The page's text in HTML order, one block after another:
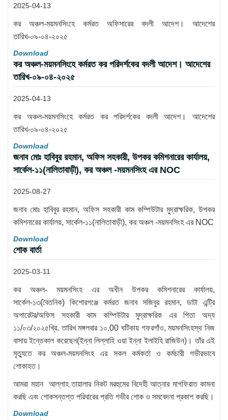
2025-04-13
কর অঞ্চল-ময়মনসিংহে কর্মরত অফিসারের বদলী আদেশ। আদেশের
তারিখ-০৯-০৪-২০২৫
Download
কর অঞ্চল-ময়মনসিংহে কর্মরত কর পরিদর্শকের বদলী আদেশ। আদেশের
তারিখ-০৯-০৪-২০২৫
2025-04-13
কর অঞ্চল-ময়মনসিংহে কর্মরত কর পরিদর্শকের বদলী আদেশ। আদেশের
তারিখ-০৯-০৪-২০২৫
Download
জনাব মোঃ হাবিবুর রহমান, অফিস সহকারী, উপকর কমিশনারের কার্যালয়,
সার্কেল-১১(নালিতাবাড়ী), কর অঞ্চল -ময়মনসিংহ এর NOC
2025-08-27
জনাব মোঃ হাবিবুর রহমান, অফিস সহকারী কাম কম্পিউটার মুদ্রাক্ষরিক, উপকর
কমিশনারের কার্যালয়, সার্কেল-১১(নালিতাবাড়ী), কর অঞ্চল -ময়মনসিংহ এর NOC
Download
শোক বার্তা
2025-03-11
কর অঞ্চল- ময়মনসিংহ এর অধীন উপকর কমিশনারের কার্যালয়,
সার্কেল-১৩(বৈতনিক) কিশোরগঞ্জে কর্মরত জনাব সজিবুর রহমান, ডাটা এন্ট্রি
অপারেটর/অফিস সহকারী কাম কম্পিউটার মুদ্রাক্ষরিক এর পিতা অদ্য
১১/০৩/২০২৫খ্রি. তারিখ মঙ্গলবার ১০.00 ঘটিকায় গফরগাঁও, ময়মনসিংহস্থ নিজ
বাসায় ইন্তেকাল করেছেন(ইন্না লিল্লাহি ওয়া ইন্না ইলাইহি রাজিউন)। তাঁর এই
মৃত্যুতে কর অঞ্চল-ময়মনসিংহ এর সকল কর্মকর্তা ও কর্মচারী গভীরভাবে
শোকাহত।
আমরা মহান আল্লাহ তায়ালার নিকট মরহুমের বিদেহী আত্নার মাগফিরাত কামনা
করছি এবং শোকসন্তপ্ত পরিবারের প্রতি গভীর শোক ও সমবেদনা প্রকাশ করছি।
Download